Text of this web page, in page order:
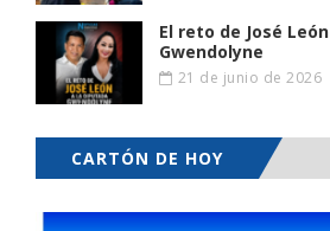
El reto de José
Gwendolyne
21 de junio de 2026
CARTÓN DE HOY